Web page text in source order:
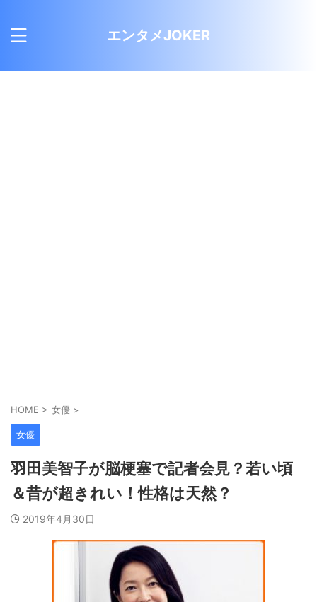
エンタメJOKER
HOME > 女優 >
女優
羽田美智子が脳梗塞で記者会見？若い頃
＆昔が超きれい！性格は天然？
2019年4月30日